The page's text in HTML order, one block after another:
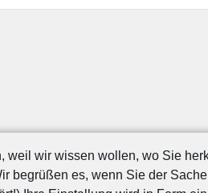
weil wir wissen wollen, wo Sie
begrüßen es, wenn Sie der